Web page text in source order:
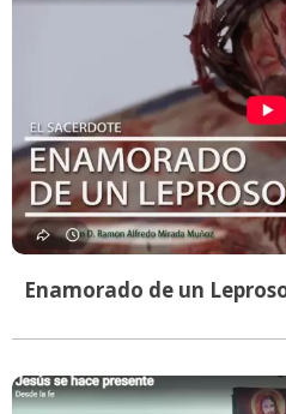
Enamorado de un